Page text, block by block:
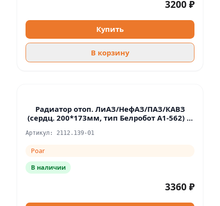
3200 ₽
Купить
В корзину
Радиатор отоп. ЛиАЗ/НефАЗ/ПАЗ/КАВЗ
(сердц. 200*173мм, тип Белробот A1-562) (с
Артикул: 2112.139-01
Poar
В наличии
3360 ₽